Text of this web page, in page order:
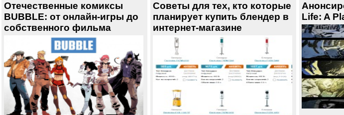
Отечественные комиксы
BUBBLE: от онлайн-игры до
собственного фильма
Советы для тех, кто которые
планирует купить блендер в
интернет-магазине
Life: A